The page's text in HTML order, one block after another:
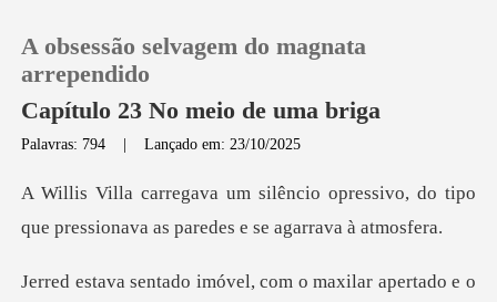
Loja
Histórico
A obsessão selvagem do magnata
arrependido
Capítulo 23 No meio de uma briga
Palavras: 794 |Lançado em: 23/10/2025
opressivo, do tipo
que pressionava
do e o